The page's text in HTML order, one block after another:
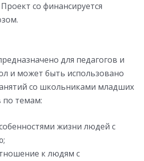
со финансируется
для педагогов и
и может быть использовано
со школьниками младших
по темам:
жизни людей с
к людям с